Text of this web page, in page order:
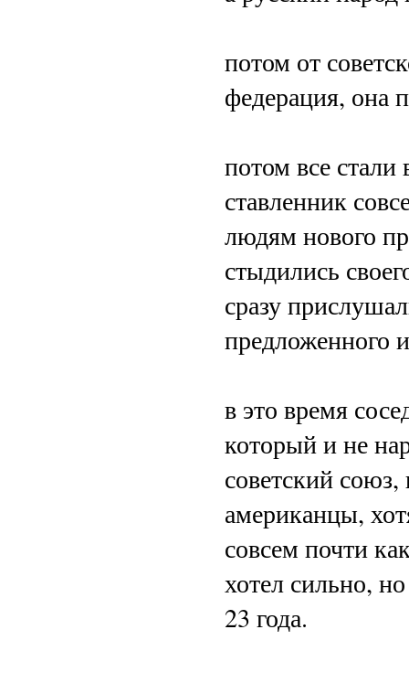
потом от
федерация, она
потом все стали
ставленник
людям нового
стыдились
сразу
предложенного
в это время
который и не
советский
американцы,
совсем почти
хотел сильно,
23 года.